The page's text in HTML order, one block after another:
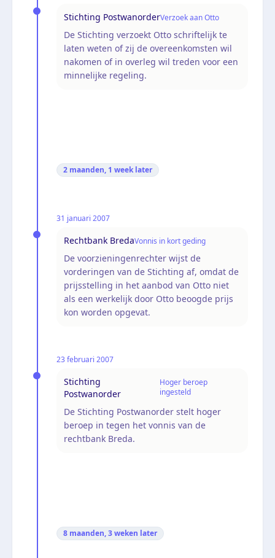
Stichting PostwanorderVerzoek aan Otto
De Stichting verzoekt Otto schriftelijk te
laten weten of zij de overeenkomsten wil
nakomen of in overleg wil treden voor een
minnelijke regeling.
2 maanden, 1 week later
31 januari 2007
Rechtbank BredaVonnis in kort geding
De voorzieningenrechter wijst de
vorderingen van de Stichting af, omdat de
prijsstelling in het aanbod van Otto niet
als een werkelijk door Otto beoogde prijs
kon worden opgevat.
23 februari 2007
Stichting
Postwanorder
Hoger beroep
ingesteld
De Stichting Postwanorder stelt hoger
beroep in tegen het vonnis van de
rechtbank Breda.
8 maanden, 3 weken later